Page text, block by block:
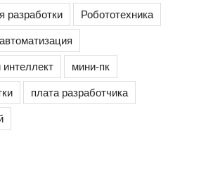
разработки
Робототехника
автоматизация
мини-пк
плата разработчика